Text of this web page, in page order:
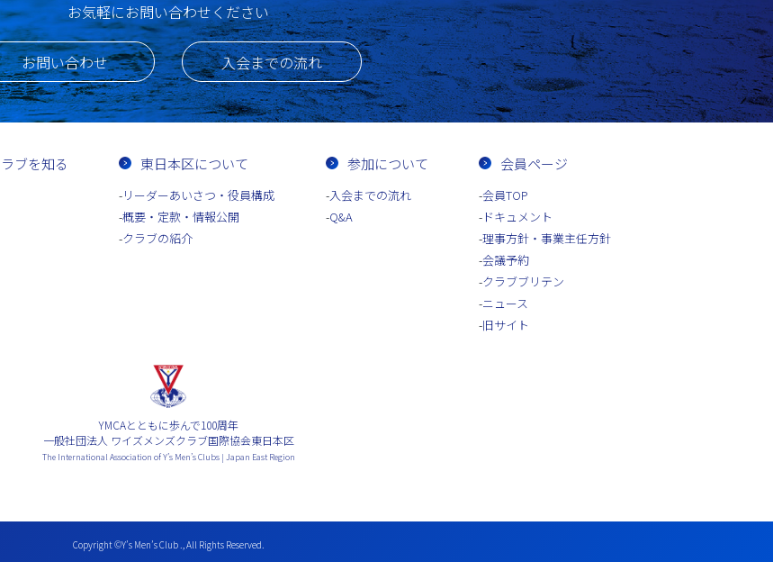
お気軽にお問い合わせください
お問い合わせ 入会までの流れ
ブを知る 東日本区について
リーダーあいさつ・役員構成
概要・定款・情報公開
クラブの紹介
参加について
入会までの流れ
Q&A
会員ページ
会員TOP
ドキュメント
理事方針・事業主任方針
会議予約
クラブブリテン
ニュース
旧サイト
YMCAとともに歩んで100周年
一般社団法人 ワイズメンズクラブ国際協会東日本区
The International Association of Y’s Men’s Clubs | Japan East Region
Copyright ©Y’s Men’s Club ., All Rights Reserved.